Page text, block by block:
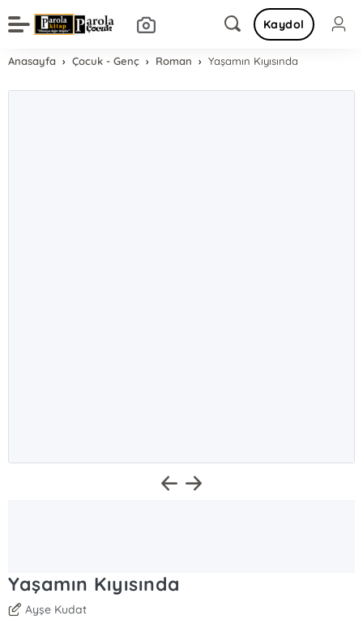
Kaydol
Anasayfa Çocuk - Genç Roman Yaşamın Kıyısında
Yaşamın Kıyısında
Ayşe Kudat